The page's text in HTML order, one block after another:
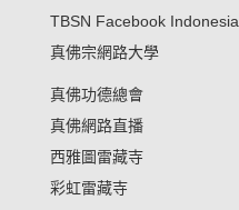
TBSN Facebook Indonesia
真佛宗網路大學
真佛功德總會
真佛網路直播
西雅圖雷藏寺
彩虹雷藏寺